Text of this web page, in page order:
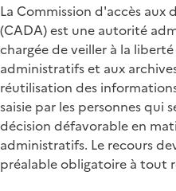
La Commission d'accès
(CADA) est une autorité
chargée de veiller à la
administratifs et aux
réutilisation des
saisie par les personnes qui
décision défavorable en
administratifs. Le recours
préalable obligatoire à tout